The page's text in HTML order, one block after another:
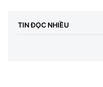
TIN ĐỌC NHIỀU